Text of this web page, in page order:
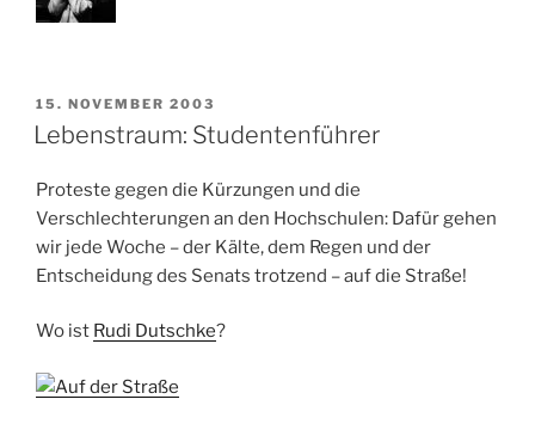
VERÖFFENTLICHT
AM
15. NOVEMBER 2003
Lebenstraum: Studentenführer
Proteste gegen die Kürzungen und die
Verschlechterungen an den Hochschulen: Dafür gehen
wir jede Woche – der Kälte, dem Regen und der
Entscheidung des Senats trotzend – auf die Straße!
Wo ist Rudi Dutschke?